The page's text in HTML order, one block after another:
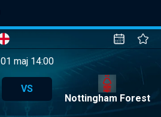
01 maj 14:00
VS
Nottingham Forest